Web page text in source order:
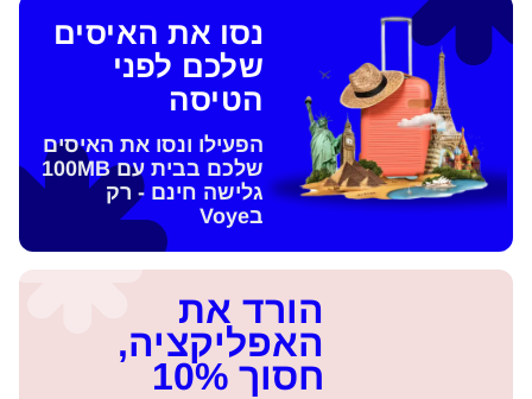
נסו את האיסים
שלכם לפני
הטיסה
הפעילו ונסו את האיסים
שלכם בבית עם 100MB
גלישה חינם - רק
בVoye
הורד את
האפליקציה,
חסוך 10%